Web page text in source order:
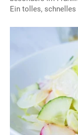
Ein tolles, schnelles